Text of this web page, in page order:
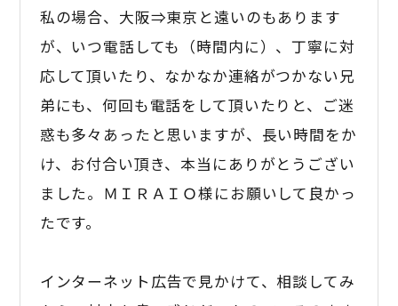
私の場合、大阪⇒東京と遠いのもあります
が、いつ電話しても（時間内に）、丁寧に対
応して頂いたり、なかなか連絡がつかない兄
弟にも、何回も電話をして頂いたりと、ご迷
惑も多々あったと思いますが、長い時間をか
け、お付合い頂き、本当にありがとうござい
ました。ＭＩＲＡＩＯ様にお願いして良かっ
たです。
インターネット広告で見かけて、相談してみ